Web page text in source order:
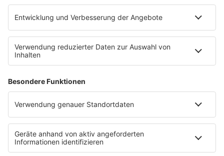
E-Bikes über eine Photovoltaikanlage auf dem …
Impressum